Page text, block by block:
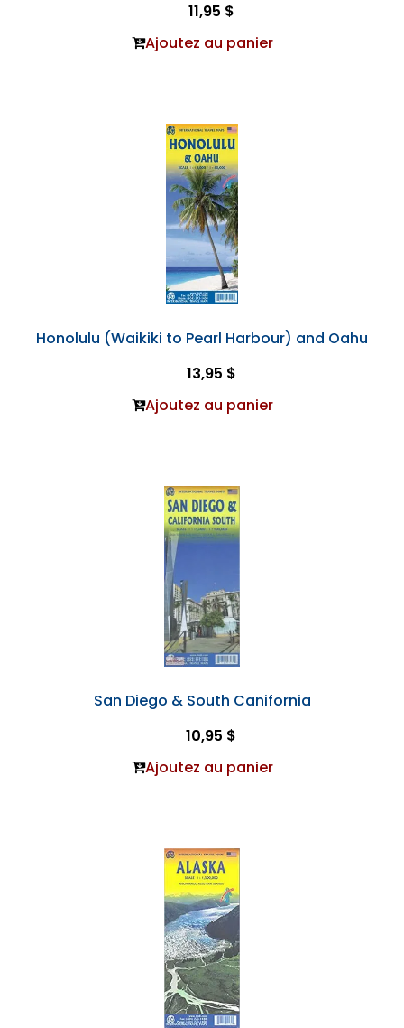
11,95 $
Ajoutez au panier
Honolulu (Waikiki to Pearl Harbour) and Oahu
13,95 $
Ajoutez au panier
San Diego & South Canifornia
10,95 $
Ajoutez au panier